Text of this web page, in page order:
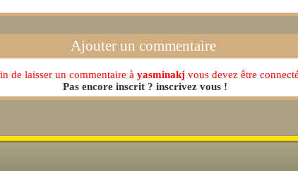
Ajouter un commentaire
de laisser un commentaire à yasminakj vous devez être
Pas encore inscrit ? inscrivez vous !